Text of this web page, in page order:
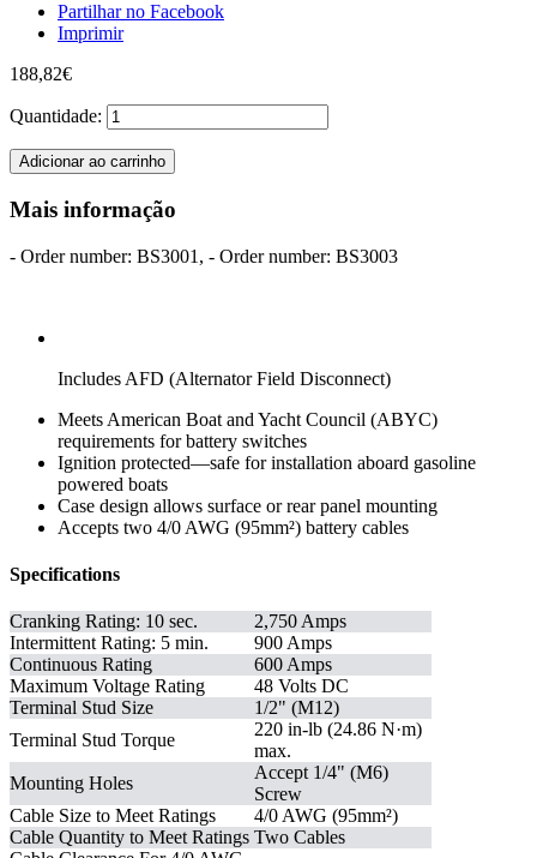
Partilhar no Facebook
Imprimir
188,82€
Quantidade:
Adicionar ao carrinho
Mais informação
- Order number: BS3001, - Order number: BS3003
Includes AFD (Alternator Field Disconnect)
Meets American Boat and Yacht Council (ABYC)
requirements for battery switches
Ignition protected—safe for installation aboard gasoline
powered boats
Case design allows surface or rear panel mounting
Accepts two 4/0 AWG (95mm²) battery cables
Specifications
Cranking Rating: 10 sec.
2,750 Amps
Intermittent Rating: 5 min.
900 Amps
Continuous Rating
600 Amps
Maximum Voltage Rating
48 Volts DC
Terminal Stud Size
1/2" (M12)
Terminal Stud Torque
220 in-lb (24.86 N·m)
max.
Mounting Holes
Accept 1/4" (M6)
Screw
Cable Size to Meet Ratings
4/0 AWG (95mm²)
Cable Quantity to Meet Ratings Two Cables